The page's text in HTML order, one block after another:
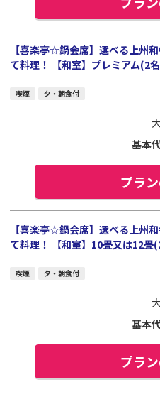
【喜楽亭☆鍋会席】選べる上州
て料理！ 【和室】プレミアム(2
喫煙 夕・朝食付
基本
プラ
【喜楽亭☆鍋会席】選べる上州
て料理！ 【和室】10畳又は12畳
喫煙 夕・朝食付
基本
プラ